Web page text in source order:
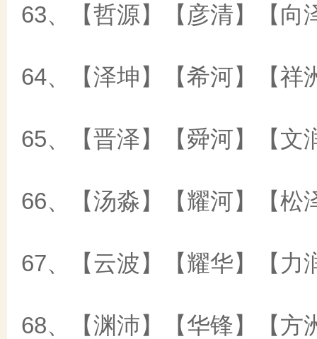
63、【哲源】【彦清】【向
64、【泽坤】【希河】【祥
65、【晋泽】【舜河】【文
66、【汤淼】【耀河】【松
67、【云波】【耀华】【力
68、【渊沛】【华锋】【方